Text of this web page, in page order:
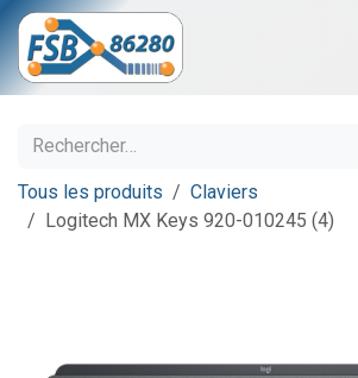
Se rendre au contenu
Tous les produits
Claviers
Logitech MX Keys 920-010245 (4)